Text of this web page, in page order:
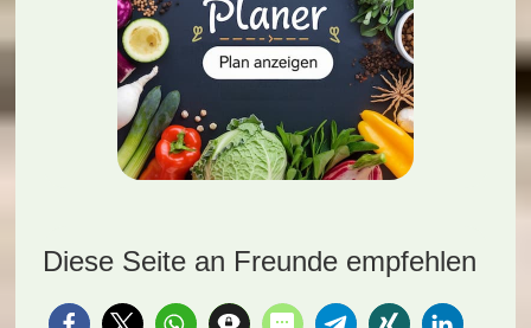
Diese Seite an Freunde empfehlen